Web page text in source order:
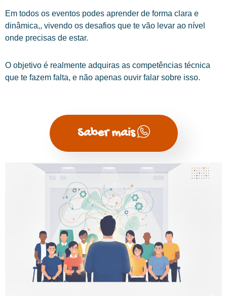
Em todos os eventos podes aprender de forma clara e
dinâmica,, vivendo os desafios que te vão levar ao nível
onde precisas de estar.
O objetivo é realmente adquiras as competências técnica
que te fazem falta, e não apenas ouvir falar sobre isso.
Saber mais